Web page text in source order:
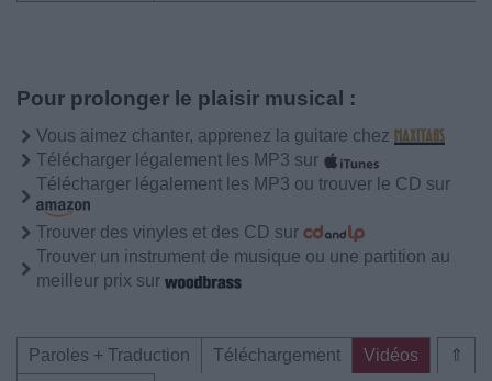
Pour prolonger le plaisir musical :
Vous aimez chanter, apprenez la guitare chez
Télécharger légalement les MP3 sur
Télécharger légalement les MP3 ou trouver le CD sur
Trouver des vinyles et des CD sur
Trouver un instrument de musique ou une partition au
meilleur prix sur
⇑
Paroles + Traduction Téléchargement
Vidéos